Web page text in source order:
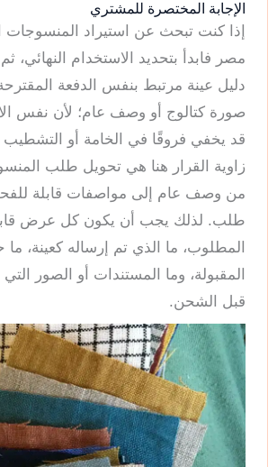
الإجابة المختصرة للمشتري
إذا كنت تبحث عن استيراد المنسوجات
مصر فابدأ بتحديد الاستخدام النهائي،
دليل عينة مرتبط بنفس الدفعة
صورة كتالوج أو وصف عام؛ لأن نفس
قد يخفي فروقًا في الخامة أو التشطيب
زاوية القرار هنا هي تحويل طلب
من وصف عام إلى مواصفات قابلة
طلب. لذلك يجب أن يكون كل عرض
المطلوب، ما الذي تم إرساله كعينة، ما
المقبولة، وما المستندات أو الصور
قبل الشحن.